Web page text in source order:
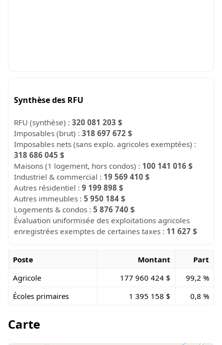
Synthèse des RFU
RFU (synthèse) :320 081 203 $
Imposables (brut) :318 697 672 $
Imposables nets (sans explo. agricoles exemptées) :
318 686 045 $
Maisons (1 logement, hors condos) : 100 141 016 $
Industriel & commercial : 19 569 410 $
Autres résidentiel :9 199 898 $
Autres immeubles :5 950 184 $
Logements & condos :5 876 740 $
Évaluation uniformisée des exploitations agricoles
enregistrées exemptes de certaines taxes : 11 627 $
Poste Montant
Part
Agricole
177 960 424 $
99,2 %
Écoles primaires
1 395 158 $ 0,8 %
Carte